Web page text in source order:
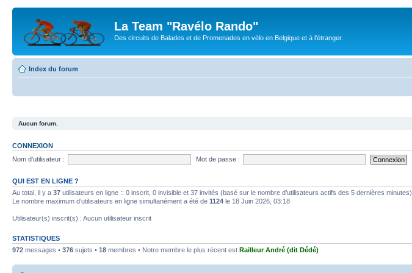
La Team "Ravélo Rando"
Des circuits de Balades et de Promenades en vélo en Belgique et à l'étranger.
Index du forum
Aucun forum.
CONNEXION
Nom d’utilisateur :
Mot de passe :
QUI EST EN LIGNE ?
Au total, il y a 37 utilisateurs en ligne :: 0 inscrit, 0 invisible et 37 invités (basé sur le nombre d’utilisateurs actifs des 5 dernières minutes)
Le nombre maximum d’utilisateurs en ligne simultanément a été de 1124 le 18 Juin 2026, 03:18
Utilisateur(s) inscrit(s) : Aucun utilisateur inscrit
STATISTIQUES
972 messages • 376 sujets • 18 membres • Notre membre le plus récent est Railleur André (dit Dédé)